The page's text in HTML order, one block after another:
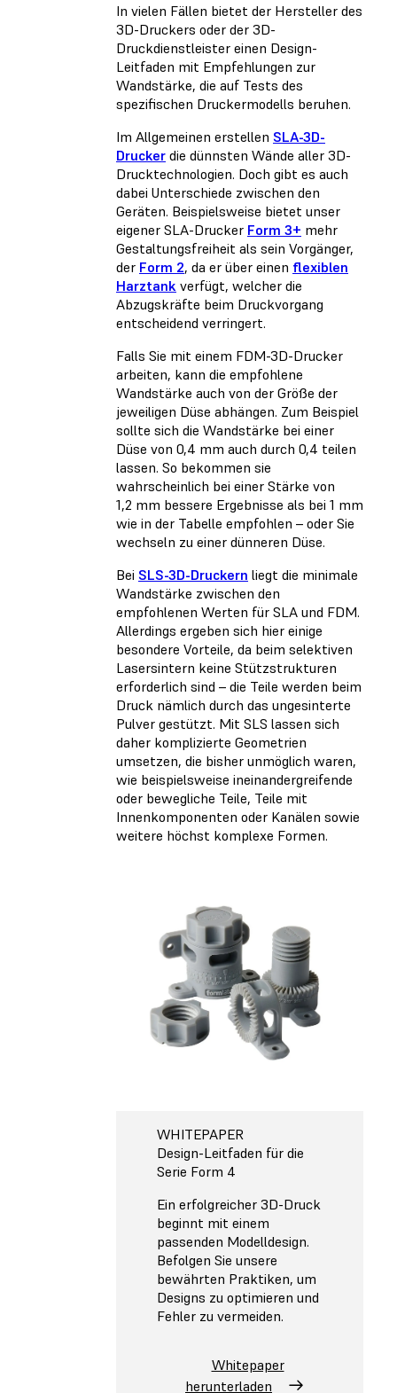
In vielen Fällen bietet der Hersteller des
3D-Druckers oder der 3D-
Druckdienstleister einen Design-
Leitfaden mit Empfehlungen zur
Wandstärke, die auf Tests des
spezifischen Druckermodells beruhen.
Im Allgemeinen erstellen SLA-3D-
Drucker die dünnsten Wände aller 3D-
Drucktechnologien. Doch gibt es auch
dabei Unterschiede zwischen den
Geräten. Beispielsweise bietet unser
eigener SLA-Drucker Form 3+ mehr
Gestaltungsfreiheit als sein Vorgänger,
der Form 2, da er über einen flexiblen
Harztank verfügt, welcher die
Abzugskräfte beim Druckvorgang
entscheidend verringert.
Falls Sie mit einem FDM-3D-Drucker
arbeiten, kann die empfohlene
Wandstärke auch von der Größe der
jeweiligen Düse abhängen. Zum Beispiel
sollte sich die Wandstärke bei einer
Düse von 0,4 mm auch durch 0,4 teilen
lassen. So bekommen sie
wahrscheinlich bei einer Stärke von
1,2 mm bessere Ergebnisse als bei 1 mm
wie in der Tabelle empfohlen – oder Sie
wechseln zu einer dünneren Düse.
Bei SLS-3D-Druckern liegt die minimale
Wandstärke zwischen den
empfohlenen Werten für SLA und FDM.
Allerdings ergeben sich hier einige
besondere Vorteile, da beim selektiven
Lasersintern keine Stützstrukturen
erforderlich sind – die Teile werden beim
Druck nämlich durch das ungesinterte
Pulver gestützt. Mit SLS lassen sich
daher komplizierte Geometrien
umsetzen, die bisher unmöglich waren,
wie beispielsweise ineinandergreifende
oder bewegliche Teile, Teile mit
Innenkomponenten oder Kanälen sowie
weitere höchst komplexe Formen.
WHITEPAPER
Design-Leitfaden für die
Serie Form 4
Ein erfolgreicher 3D-Druck
beginnt mit einem
passenden Modelldesign.
Befolgen Sie unsere
bewährten Praktiken, um
Designs zu optimieren und
Fehler zu vermeiden.
Whitepaper
herunterladen